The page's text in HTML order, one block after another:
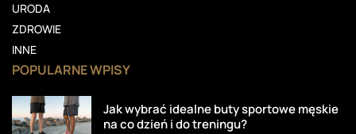
URODA
ZDROWIE
INNE
POPULARNE WPISY
Jak wybrać idealne buty sportowe męskie
na co dzień i do treningu?